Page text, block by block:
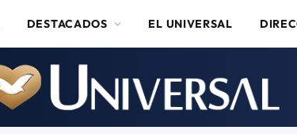
DESTACADOS EL UNIVERSAL